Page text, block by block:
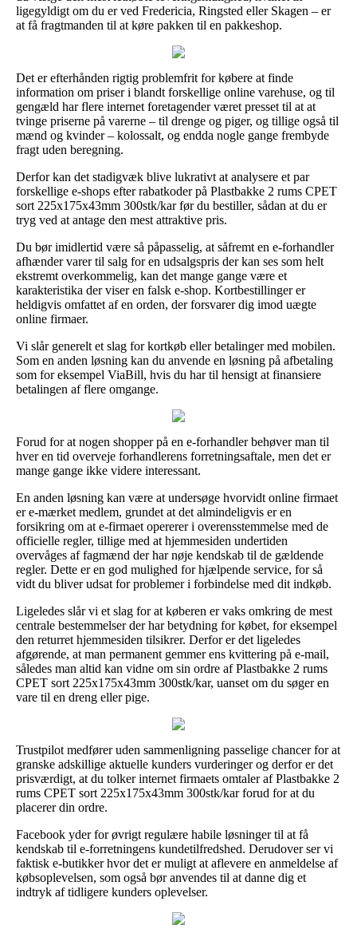
ligegyldigt om du er ved Fredericia, Ringsted eller Skagen – er
at få fragtmanden til at køre pakken til en pakkeshop.
Det er efterhånden rigtig problemfrit for købere at finde
information om priser i blandt forskellige online varehuse, og til
gengæld har flere internet foretagender været presset til at at
tvinge priserne på varerne – til drenge og piger, og tillige også til
mænd og kvinder – kolossalt, og endda nogle gange frembyde
fragt uden beregning.
Derfor kan det stadigvæk blive lukrativt at analysere et par
forskellige e-shops efter rabatkoder på Plastbakke 2 rums CPET
sort 225x175x43mm 300stk/kar før du bestiller, sådan at du er
tryg ved at antage den mest attraktive pris.
Du bør imidlertid være så påpasselig, at såfremt en e-forhandler
afhænder varer til salg for en udsalgspris der kan ses som helt
ekstremt overkommelig, kan det mange gange være et
karakteristika der viser en falsk e-shop. Kortbestillinger er
heldigvis omfattet af en orden, der forsvarer dig imod uægte
online firmaer.
Vi slår generelt et slag for kortkøb eller betalinger med mobilen.
Som en anden løsning kan du anvende en løsning på afbetaling
som for eksempel ViaBill, hvis du har til hensigt at finansiere
betalingen af flere omgange.
Forud for at nogen shopper på en e-forhandler behøver man til
hver en tid overveje forhandlerens forretningsaftale, men det er
mange gange ikke videre interessant.
En anden løsning kan være at undersøge hvorvidt online firmaet
er e-mærket medlem, grundet at det almindeligvis er en
forsikring om at e-firmaet opererer i overensstemmelse med de
officielle regler, tillige med at hjemmesiden undertiden
overvåges af fagmænd der har nøje kendskab til de gældende
regler. Dette er en god mulighed for hjælpende service, for så
vidt du bliver udsat for problemer i forbindelse med dit indkøb.
Ligeledes slår vi et slag for at køberen er vaks omkring de mest
centrale bestemmelser der har betydning for købet, for eksempel
den returret hjemmesiden tilsikrer. Derfor er det ligeledes
afgørende, at man permanent gemmer ens kvittering på e-mail,
således man altid kan vidne om sin ordre af Plastbakke 2 rums
CPET sort 225x175x43mm 300stk/kar, uanset om du søger en
vare til en dreng eller pige.
Trustpilot medfører uden sammenligning passelige chancer for at
granske adskillige aktuelle kunders vurderinger og derfor er det
prisværdigt, at du tolker internet firmaets omtaler af Plastbakke 2
rums CPET sort 225x175x43mm 300stk/kar forud for at du
placerer din ordre.
Facebook yder for øvrigt regulære habile løsninger til at få
kendskab til e-forretningens kundetilfredshed. Derudover ser vi
faktisk e-butikker hvor det er muligt at aflevere en anmeldelse af
købsoplevelsen, som også bør anvendes til at danne dig et
indtryk af tidligere kunders oplevelser.